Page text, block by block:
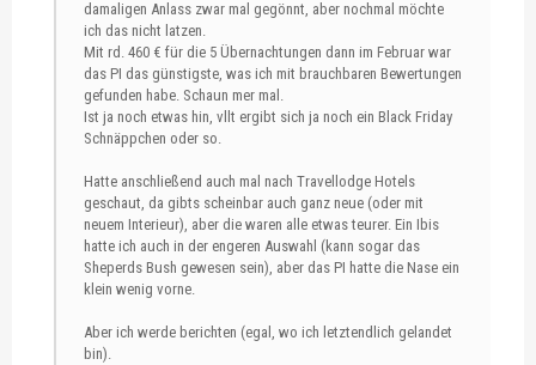
damaligen Anlass zwar mal gegönnt, aber nochmal möchte
ich das nicht latzen.
Mit rd. 460 € für die 5 Übernachtungen dann im Februar war
das PI das günstigste, was ich mit brauchbaren Bewertungen
gefunden habe. Schaun mer mal.
Ist ja noch etwas hin, vllt ergibt sich ja noch ein Black Friday
Schnäppchen oder so.
Hatte anschließend auch mal nach Travellodge Hotels
geschaut, da gibts scheinbar auch ganz neue (oder mit
neuem Interieur), aber die waren alle etwas teurer. Ein Ibis
hatte ich auch in der engeren Auswahl (kann sogar das
Sheperds Bush gewesen sein), aber das PI hatte die Nase ein
klein wenig vorne.
Aber ich werde berichten (egal, wo ich letztendlich gelandet
bin).